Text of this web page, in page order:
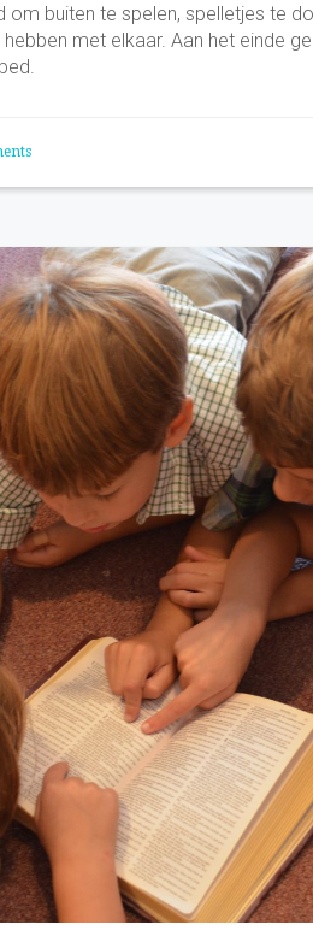
om buiten te spelen, spelletjes te
met elkaar. Aan het einde